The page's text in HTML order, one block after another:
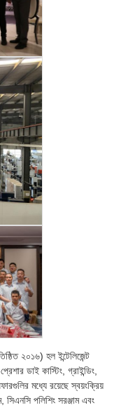
২০১৬) হল ইন্টেলিজেন্ট
ডাই কাস্টিং, গ্রাইন্ডিং,
মধ্যে রয়েছে স্বয়ংক্রিয়
সিএনসি পলিশিং সরঞ্জাম এবং